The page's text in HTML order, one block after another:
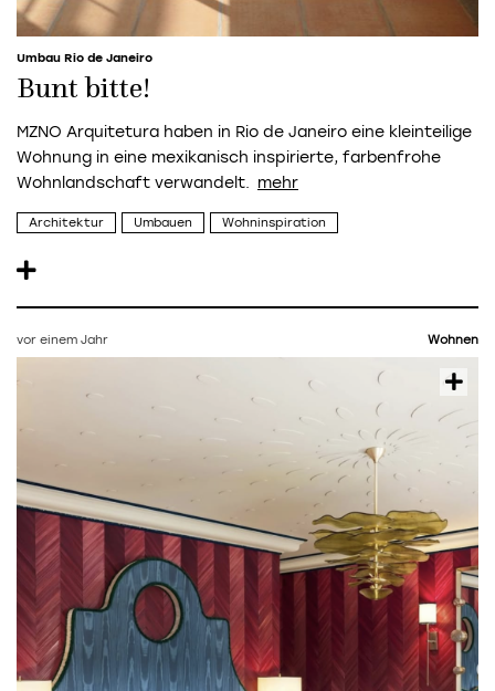
Umbau Rio de Janeiro
Bunt bitte!
MZNO Arquitetura haben in Rio de Janeiro eine kleinteilige
Wohnung in eine mexikanisch inspirierte, farbenfrohe
Wohnlandschaft verwandelt.
Architektur Umbauen Wohninspiration
vor einem Jahr Wohnen